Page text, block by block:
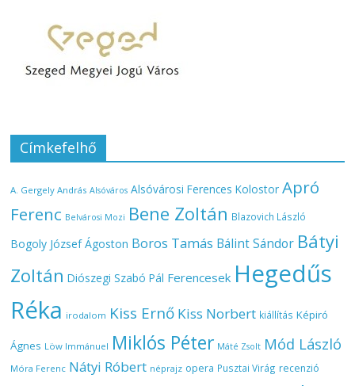
Címkefelhő
A. Gergely András Alsóváros Alsóvárosi Ferences Kolostor Apró
Ferenc Belvárosi Mozi Bene Zoltán Blazovich László
Bogoly József Ágoston Boros Tamás Bálint Sándor Bátyi
Zoltán Diószegi Szabó Pál Ferencesek Hegedűs
Réka irodalom Kiss Ernő Kiss Norbert kiállítás Képiró
Ágnes Löw Immánuel Miklós Péter Máté Zsolt Mód László
Móra Ferenc Nátyi Róbert néprajz opera Pusztai Virág recenzió